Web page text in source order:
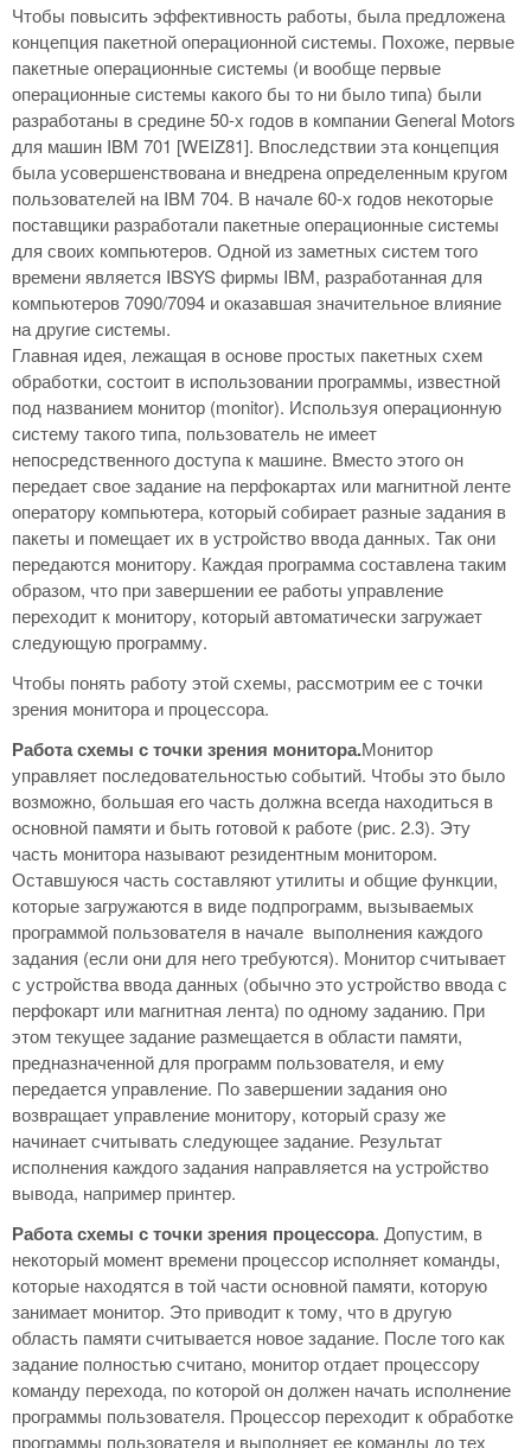
Чтобы повысить эффективность работы, была предложена
концепция пакетной операционной системы. Похоже, первые
пакетные операционные системы (и вообще первые
операционные системы какого бы то ни было типа) были
разработаны в средине 50-х годов в компании General Motors
для машин IBM 701 [WEIZ81]. Впоследствии эта концепция
была усовершенствована и внедрена определенным кругом
пользователей на IBM 704. В начале 60-х годов некоторые
поставщики разработали пакетные операционные системы
для своих компьютеров. Одной из заметных систем того
времени является IBSYS фирмы IBM, разработанная для
компьютеров 7090/7094 и оказавшая значительное влияние
на другие системы.
Главная идея, лежащая в основе простых пакетных схем
обработки, состоит в использовании программы, известной
под названием монитор (monitor). Используя операционную
систему такого типа, пользователь не имеет
непосредственного доступа к машине. Вместо этого он
передает свое задание на перфокартах или магнитной ленте
оператору компьютера, который собирает разные задания в
пакеты и помещает их в устройство ввода данных. Так они
передаются монитору. Каждая программа составлена таким
образом, что при завершении ее работы управление
переходит к монитору, который автоматически загружает
следующую программу.
Чтобы понять работу этой схемы, рассмотрим ее с точки
зрения монитора и процессора.
Работа схемы с точки зрения монитора.Монитор
управляет последовательностью событий. Чтобы это было
возможно, большая его часть должна всегда находиться в
основной памяти и быть готовой к работе (рис. 2.3). Эту
часть монитора называют резидентным монитором.
Оставшуюся часть составляют утилиты и общие функции,
которые загружаются в виде подпрограмм, вызываемых
программой пользователя в начале выполнения каждого
задания (если они для него требуются). Монитор считывает
с устройства ввода данных (обычно это устройство ввода с
перфокарт или магнитная лента) по одному заданию. При
этом текущее задание размещается в области памяти,
предназначенной для программ пользователя, и ему
передается управление. По завершении задания оно
возвращает управление монитору, который сразу же
начинает считывать следующее задание. Результат
исполнения каждого задания направляется на устройство
вывода, например принтер.
Работа схемы с точки зрения процессора. Допустим, в
некоторый момент времени процессор исполняет команды,
которые находятся в той части основной памяти, которую
занимает монитор. Это приводит к тому, что в другую
область памяти считывается новое задание. После того как
задание полностью считано, монитор отдает процессору
команду перехода, по которой он должен начать исполнение
программы пользователя. Процессор переходит к обработке
программы пользователя и выполняет ее команды до тех